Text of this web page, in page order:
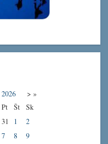
2026 > »
Pt Št
Sk
31 1
2
7 8
9